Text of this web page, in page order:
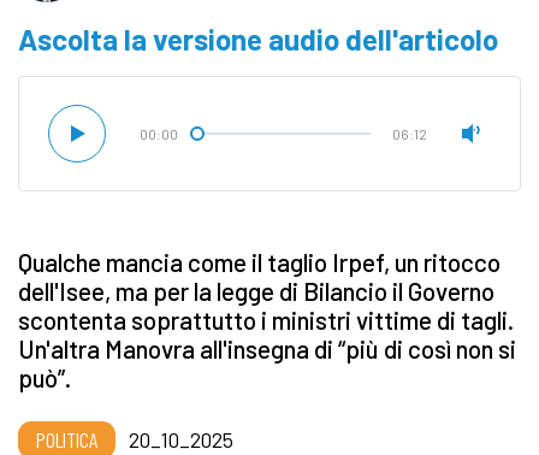
Ascolta la versione audio dell'articolo
00:00 06:12
Qualche mancia come il taglio Irpef, un ritocco
dell'Isee, ma per la legge di Bilancio il Governo
scontenta soprattutto i ministri vittime di tagli.
Un'altra Manovra all'insegna di “più di così non si
può”.
POLITICA 20_10_2025